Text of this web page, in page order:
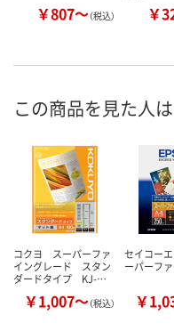
￥807～（税込） ￥
この商品を見た人
コクヨ スーパーファ
イングレード スタン
ダードタイプ KJ-…
￥1,007～（税込）
セイコー
ーパーフ
￥